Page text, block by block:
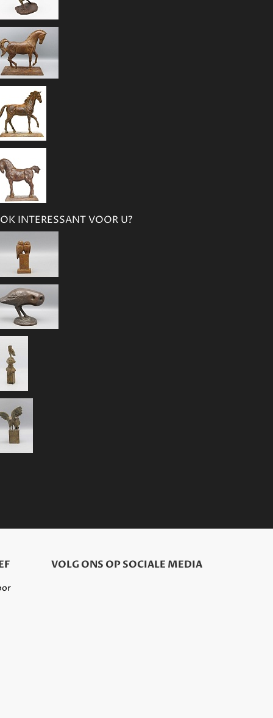
INTERESSANT VOOR U?
VOLG ONS OP SOCIALE MEDIA